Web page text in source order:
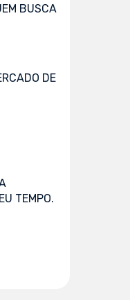
BUSCA
DE
TEMPO.